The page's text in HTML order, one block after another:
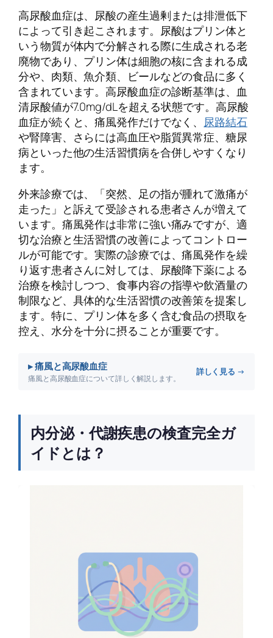
高尿酸血症は、尿酸の産生過剰または排泄低下
によって引き起こされます。尿酸はプリン体と
いう物質が体内で分解される際に生成される老
廃物であり、プリン体は細胞の核に含まれる成
分や、肉類、魚介類、ビールなどの食品に多く
含まれています。高尿酸血症の診断基準は、血
清尿酸値が7.0mg/dLを超える状態です。高尿酸
血症が続くと、痛風発作だけでなく、 尿路結石
や腎障害、さらには高血圧や脂質異常症、糖尿
病といった他の生活習慣病を合併しやすくなり
ます。
外来診療では、「突然、足の指が腫れて激痛が
走った」と訴えて受診される患者さんが増えて
います。痛風発作は非常に強い痛みですが、適
切な治療と生活習慣の改善によってコントロー
ルが可能です。実際の診療では、痛風発作を繰
り返す患者さんに対しては、尿酸降下薬による
治療を検討しつつ、食事内容の指導や飲酒量の
制限など、具体的な生活習慣の改善策を提案し
ます。特に、プリン体を多く含む食品の摂取を
控え、水分を十分に摂ることが重要です。
▸ 痛風と高尿酸血症
痛風と高尿酸血症について詳しく解説します。
詳しく見る →
内分泌・代謝疾患の検査完全ガ
イドとは？